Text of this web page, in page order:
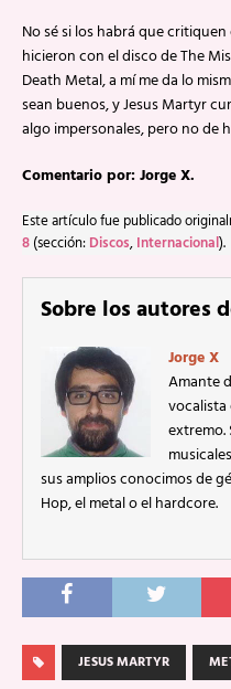
No sé si los habrá que
hicieron con el disco de The
Death Metal, a mí me da lo
sean buenos, y Jesus Martyr
algo impersonales, pero no de
Comentario por: Jorge X.
Este artículo fue publicado
8 (sección: Discos, Internacional).
Sobre los autores
Jorge X
Amante
extremo.
sus amplios conocimos de
Hop, el metal o el hardcore.
JESUS MARTYR